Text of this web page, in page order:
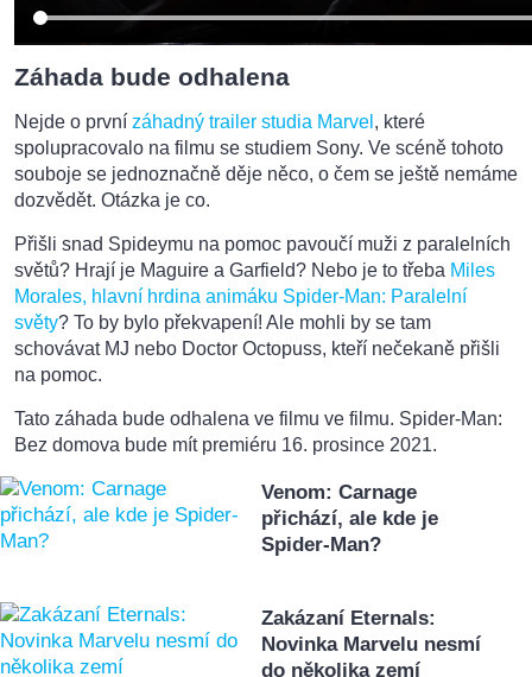
Záhada bude odhalena
Nejde o první záhadný trailer studia Marvel , které
spolupracovalo na filmu se studiem Sony. Ve scéně tohoto
souboje se jednoznačně děje něco, o čem se ještě nemáme
dozvědět. Otázka je co.
Přišli snad Spideymu na pomoc pavoučí muži z paralelních
světů? Hrají je Maguire a Garfield? Nebo je to třeba Miles
Morales, hlavní hrdina animáku Spider-Man: Paralelní
světy? To by bylo překvapení! Ale mohli by se tam
schovávat MJ nebo Doctor Octopuss, kteří nečekaně přišli
na pomoc.
Tato záhada bude odhalena ve filmu ve filmu. Spider-Man:
Bez domova bude mít premiéru 16. prosince 2021.
Venom: Carnage
přichází, ale kde je
Spider-Man?
Zakázaní Eternals:
Novinka Marvelu nesmí
do několika zemí